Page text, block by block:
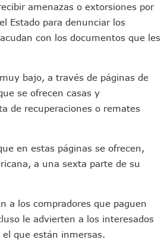
Statistical Research Corporation
De Banderas–Puerto Vallarta
Puerto Vallarta
En Puerto Vallarta
En La Isla Shopping Village
Clandestino
Turística De Puerto Vallarta
Conservación Del Estero El Salado
Vallarta
La Colonia Bobadilla
amenazas o extorsiones por
Estado para denunciar los
con los documentos que les
bajo, a través de páginas de
se ofrecen casas y
de recuperaciones o remates
en estas páginas se ofrecen,
a una sexta parte de su
a los compradores que paguen
le advierten a los interesados
que están inmersas.